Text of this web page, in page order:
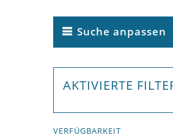
Suche anpassen
AKTIVIERTE
VERFÜGBARKEIT